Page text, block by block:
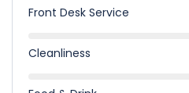
Front Desk Service
Cleanliness